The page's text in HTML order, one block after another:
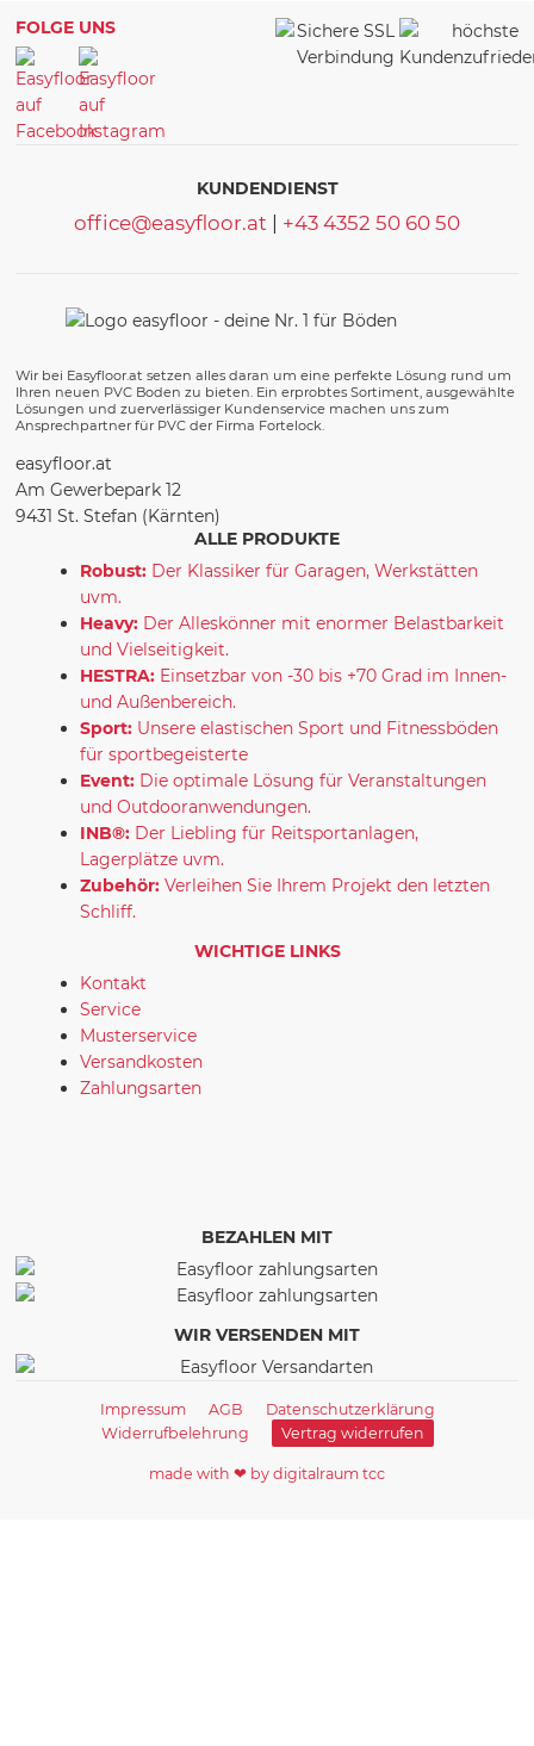
FOLGE UNS
KUNDENDIENST
office@easyfloor.at | +43 4352 50 60 50
Wir bei Easyfloor.at setzen alles daran um eine perfekte Lösung rund um
Ihren neuen PVC Boden zu bieten. Ein erprobtes Sortiment, ausgewählte
Lösungen und zuerverlässiger Kundenservice machen uns zum
Ansprechpartner für PVC der Firma Fortelock.
easyfloor.at
Am Gewerbepark 12
9431 St. Stefan (Kärnten)
ALLE PRODUKTE
Robust: Der Klassiker für Garagen, Werkstätten
uvm.
Heavy: Der Alleskönner mit enormer Belastbarkeit
und Vielseitigkeit.
HESTRA: Einsetzbar von -30 bis +70 Grad im Innen-
und Außenbereich.
Sport: Unsere elastischen Sport und Fitnessböden
für sportbegeisterte
Event: Die optimale Lösung für Veranstaltungen
und Outdooranwendungen.
INB®: Der Liebling für Reitsportanlagen,
Lagerplätze uvm.
Zubehör: Verleihen Sie Ihrem Projekt den letzten
Schliff.
WICHTIGE LINKS
Kontakt
Service
Musterservice
Versandkosten
Zahlungsarten
BEZAHLEN MIT
WIR VERSENDEN MIT
Impressum AGB
Datenschutzerklärung
Widerrufbelehrung
Vertrag widerrufen
made with ❤ by digitalraum tcc